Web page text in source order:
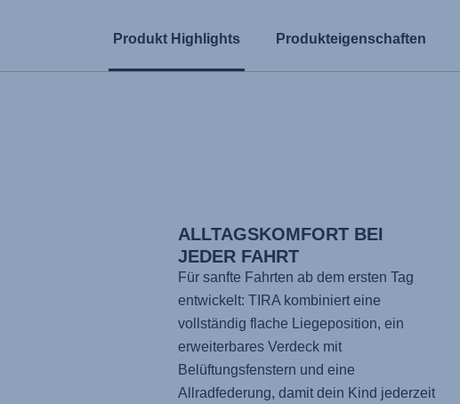
Produkt Highlights Produkteigenschaften
ALLTAGSKOMFORT BEI
JEDER FAHRT
Für sanfte Fahrten ab dem ersten Tag
entwickelt: TIRAkombiniert eine
vollständig flache Liegeposition, ein
erweiterbares Verdeck mit
Belüftungsfenstern und eine
Allradfederung, damit dein Kind jederzeit